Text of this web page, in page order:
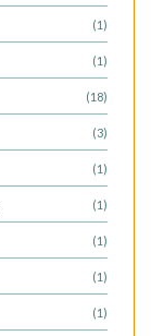
(1)
(1)
(18)
(3)
(1)
(1)
(1)
(1)
(1)